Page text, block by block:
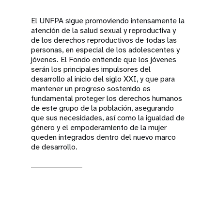
El UNFPA sigue promoviendo intensamente la
atención de la salud sexual y reproductiva y
de los derechos reproductivos de todas las
personas, en especial de los adolescentes y
jóvenes. El Fondo entiende que los jóvenes
serán los principales impulsores del
desarrollo al inicio del siglo XXI, y que para
mantener un progreso sostenido es
fundamental proteger los derechos humanos
de este grupo de la población, asegurando
que sus necesidades, así como la igualdad de
género y el empoderamiento de la mujer
queden integrados dentro del nuevo marco
de desarrollo.